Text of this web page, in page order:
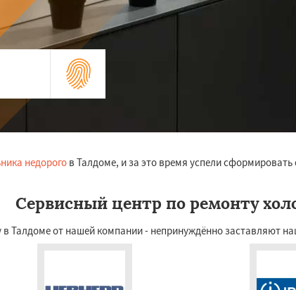
недорого в Талдоме, и за это время успели
Сервисный центр по ремонту
Талдоме от нашей компании - непринуждённо заставляют